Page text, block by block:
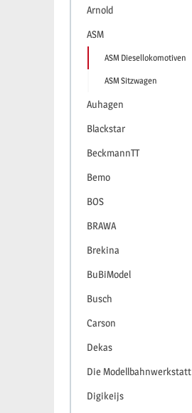
Arnold
ASM
ASM Diesellokomotiven
ASM Sitzwagen
Auhagen
Blackstar
BeckmannTT
Bemo
BOS
BRAWA
Brekina
BuBiModel
Busch
Carson
Dekas
Die Modellbahnwerkstatt
Digikeijs